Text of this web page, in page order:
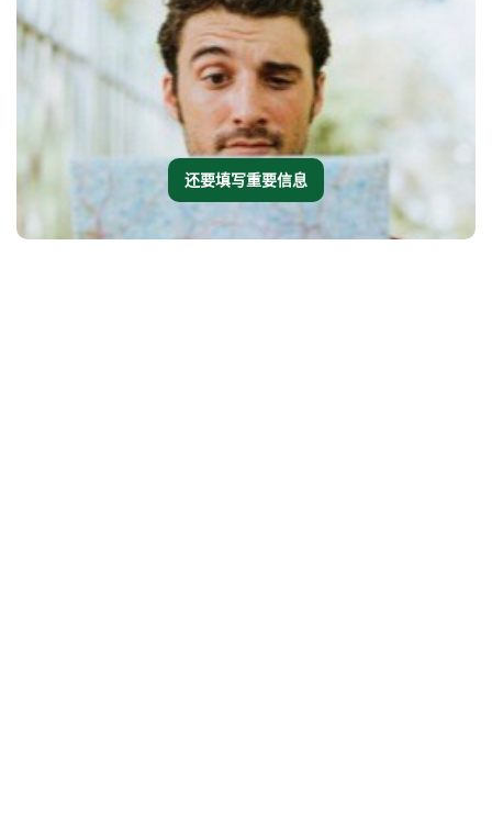
还要填写重要信息